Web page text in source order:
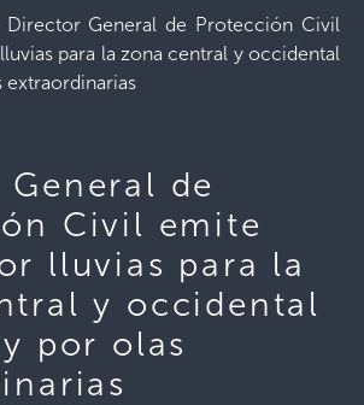
Director General de Protección Civil
para la zona central y occidental
extraordinarias
de
Civil emite
lluvias para la
y occidental
por olas